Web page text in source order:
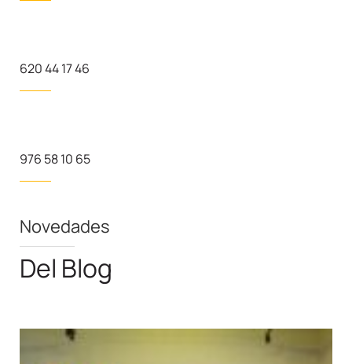
620 44 17 46
976 58 10 65
Novedades
Del Blog